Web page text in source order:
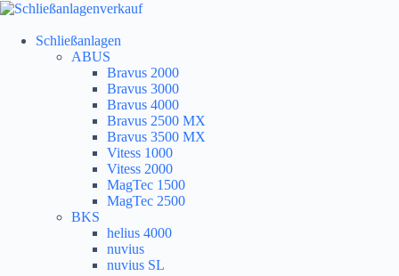
Schließanlagen
ABUS
Bravus 2000
Bravus 3000
Bravus 4000
Bravus 2500 MX
Bravus 3500 MX
Vitess 1000
Vitess 2000
MagTec 1500
MagTec 2500
BKS
helius 4000
nuvius
nuvius SL